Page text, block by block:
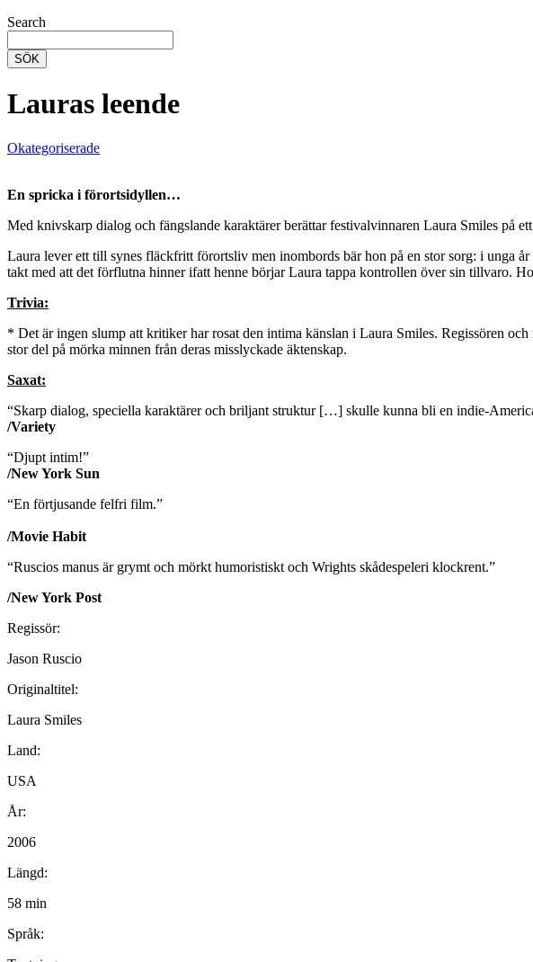
Search
SÖK
Lauras leende
Okategoriserade
En spricka i förortsidyllen…
Med knivskarp dialog och fängslande karaktärer berättar festivalvinnaren Laura Smiles på
Laura lever ett till synes fläckfritt förortsliv men inombords bär hon på en stor sorg: i unga
takt med att det förflutna hinner ifatt henne börjar Laura tappa kontrollen över sin tillvaro.
Trivia:
* Det är ingen slump att kritiker har rosat den intima känslan i Laura Smiles. Regissören
stor del på mörka minnen från deras misslyckade äktenskap.
Saxat:
“Skarp dialog, speciella karaktärer och briljant struktur […] skulle kunna bli en indie-
/Variety
“Djupt intim!”
/New York Sun
“En förtjusande felfri film.”
/Movie Habit
“Ruscios manus är grymt och mörkt humoristiskt och Wrights skådespeleri klockrent.”
/New York Post
Regissör:
Jason Ruscio
Originaltitel:
Laura Smiles
Land:
USA
År:
2006
Längd:
58 min
Språk: